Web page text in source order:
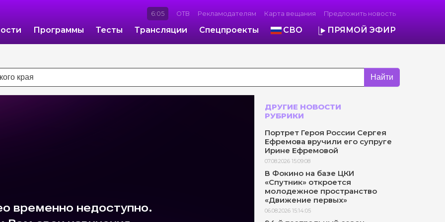
6:05 ОТВ Рекламодателям Карта вещания Предложить новость
Программы Тесты Трансляции Спецпроекты СВО ПРЯМОЙ ЭФИР
Найти
ДРУГИЕ НОВОСТИ
РУБРИКИ
Портрет Героя России Сергея
Ефремова вручили его супруге
Ирине Ефремовой
07.08.2026 15:09:08
В Фокино на базе ЦКИ
«Спутник» откроется
молодежное пространство
«Движение первых»
06.08.2026 15:14:05